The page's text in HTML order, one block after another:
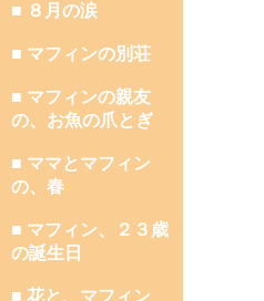
■ ８月の涙
■ マフィンの別荘
■ マフィンの親友
の、お魚の爪とぎ
■ ママとマフィン
の、春
■ マフィン、２３歳
の誕生日
■ 花と、マフィン